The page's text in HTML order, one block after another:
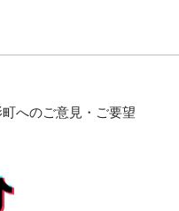
町へのご意見・ご要望